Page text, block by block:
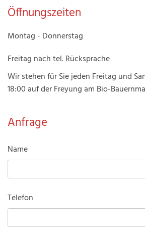
Öffnungszeiten
Montag - Donnerstag
Freitag nach tel. Rücksprache
Wir stehen für Sie jeden Freitag und
18:00 auf der Freyung am Bio-
Anfrage
Name
Telefon